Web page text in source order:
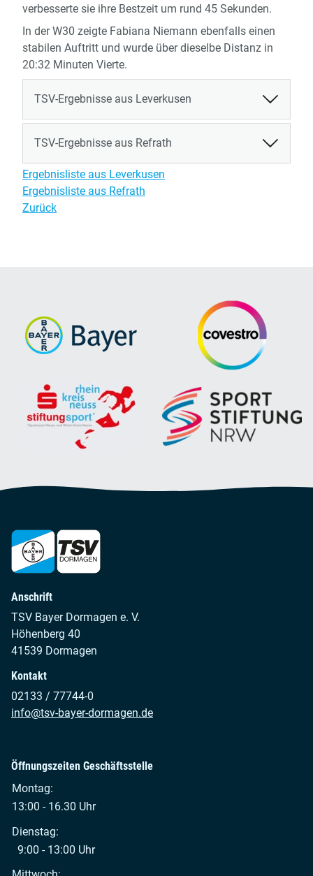
verbesserte sie ihre Bestzeit um rund 45 Sekunden.
In der W30 zeigte Fabiana Niemann ebenfalls einen
stabilen Auftritt und wurde über dieselbe Distanz in
20:32 Minuten Vierte.
TSV-Ergebnisse aus Leverkusen
TSV-Ergebnisse aus Refrath
Ergebnisliste aus Leverkusen
Ergebnisliste aus Refrath
Zurück
Anschrift
TSV Bayer Dormagen e. V.
Höhenberg 40
41539 Dormagen
Kontakt
02133 / 77744-0
info@tsv-bayer-dormagen.de
Öffnungszeiten Geschäftsstelle
Montag:
13:00 - 16.30 Uhr
Dienstag:
9:00 - 13:00 Uhr